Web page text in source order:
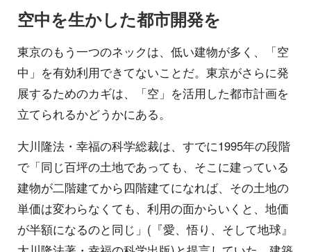
空中を生かした都市開発を
東京のもう一つのネックは、低い建物が多く、「空
中」を有効利用できてないことだ。東京がさらに発
展するためのカギは、「空」を活用した都市計画を
立てられるかどうかにある。
大川隆法・幸福の科学総裁は、すでに1995年の段階
で「同じ百坪の土地であっても、そこに建っている
建物が二階建てから四階建てになれば、その土地の
単価は変わらなくても、利用の面からいくと、地価
が半額になるのと同じ」(『愛、悟り、そして地球』